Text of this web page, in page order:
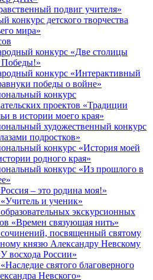
подвиг учителя»
конкурс детского творчества
мира»
конкурс «Две столицы
конкурс «Интерактивный
победы о войне»
конкурс
проектов «Традиции
в истории моего края»
художественный конкурс
подростков»
конкурс «История моей
родного края»
конкурс «Из прошлого в
– это родина моя!»
и ученик»
экскурсионных
«Времен связующая нить»
посвященный святому
князю Александру Невскому
восхода России»
святого благоверного
Невского»